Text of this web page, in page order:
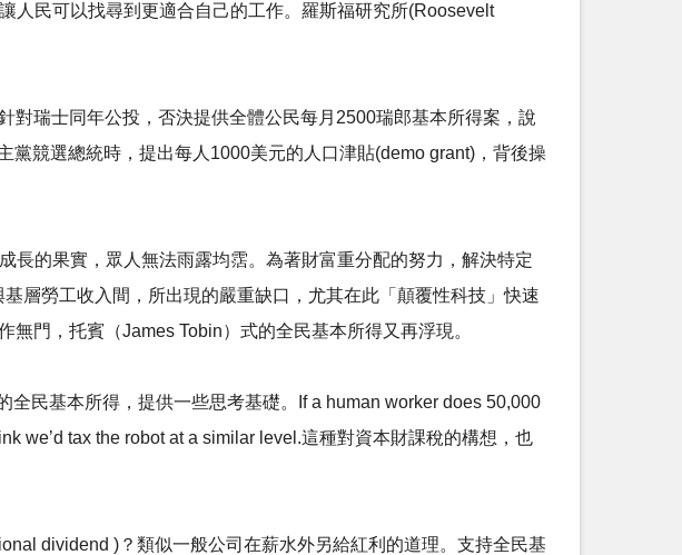
人民可以找尋到更適合自己的工作。羅斯福研究所(Roosevelt
瑞士同年公投，否決提供全體公民每月2500瑞郎基本所得案，說
競選總統時，提出每人1000美元的人口津貼(demo grant)，背後操
長的果實，眾人無法雨露均霑。為著財富重分配的努力，解決特定
層勞工收入間，所出現的嚴重缺口，尤其在此「顛覆性科技」快速
門，托賓（James Tobin）式的全民基本所得又再浮現。
民基本所得，提供一些思考基礎。If a human worker does 50,000
we’d tax the robot at a similar level.這種對資本財課稅的構想，也
dividend )？類似一般公司在薪水外另給紅利的道理。支持全民基